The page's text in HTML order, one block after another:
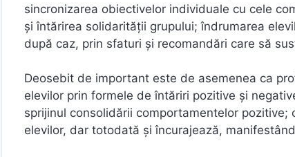
sincronizarea obiectivelor individuale cu cele
şi întărirea solidarităţii grupului; îndrumarea
după caz, prin sfaturi şi recomandări care să
Deosebit de important este de asemenea ca
elevilor prin formele de întăriri pozitive şi
sprijinul consolidării comportamentelor
elevilor, dar totodată și încurajează,